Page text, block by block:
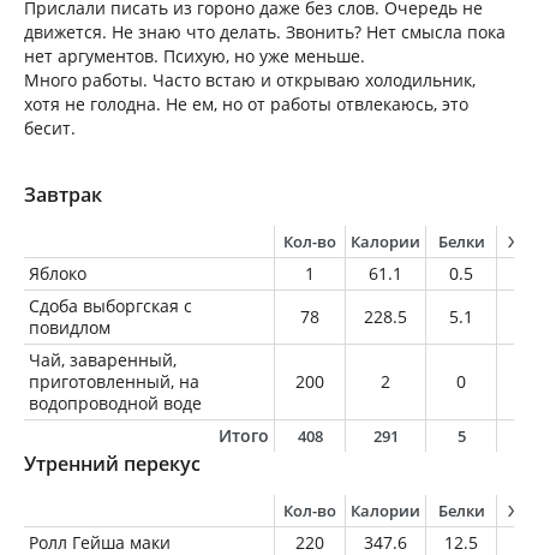
Прислали писать из гороно даже без слов. Очередь не
движется. Не знаю что делать. Звонить? Нет смысла пока
нет аргументов. Психую, но уже меньше.
Много работы. Часто встаю и открываю холодильник,
хотя не голодна. Не ем, но от работы отвлекаюсь, это
бесит.
Завтрак
Кол-во Калории Белки
Яблоко 1 61.1 0.5
Сдоба выборгская с
повидлом
78 228.5 5.1
Чай, заваренный,
приготовленный, на
водопроводной воде
200 2 0
Итого 408 291 5
Утренний перекус
Кол-во Калории Белки
Ролл Гейша маки 220 347.6 12.5